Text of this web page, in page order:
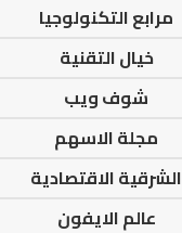
مرابع التكنولوجيا
خيال التقنية
شوف ويب
مجلة الاسهم
الشرقية الاقتصادية
عالم الايفون